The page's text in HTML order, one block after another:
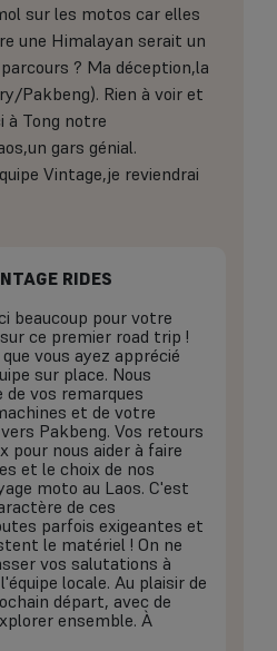
sur les motos car elles
une Himalayan serait un
? Ma déception,la
Pakbeng). Rien à voir et
à Tong notre
gars génial.
Vintage,je reviendrai
RIDES
beaucoup pour votre
ce premier road trip !
vous ayez apprécié
sur place. Nous
vos remarques
et de votre
Pakbeng. Vos retours
pour nous aider à faire
et le choix de nos
moto au Laos. C'est
de ces
parfois exigeantes et
le matériel ! On ne
vos salutations à
locale. Au plaisir de
départ, avec de
ensemble. À